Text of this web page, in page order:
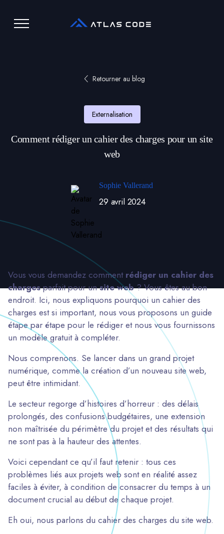
Retourner au blog
Externalisation
Comment rédiger un cahier des charges pour un site
web
Sophie Vallerand
29 avril 2024
Vous vous demandez commentrédiger un cahier des
chargesparfait pour unsite web? Vous êtes au bon
endroit. Ici, nous expliquons pourquoi un cahier des
charges est si important, nous vous proposons un guide
étape par étape pour le rédiger et nous vous fournissons
un modèle gratuit à compléter.
Nous comprenons. Se lancer dans un grand projet
numérique, comme la création d’un nouveau site web,
peut être intimidant.
Le secteur regorge d’histoires d’horreur : des délais
prolongés, des confusions budgétaires, une extension
non maîtrisée du périmètre du projet et des résultats qui
ne sont pas à la hauteur des attentes.
Voici cependant ce qu’il faut retenir : tous ces
problèmes liés aux projets web sont en réalité assez
faciles à éviter, à condition de consacrer du temps à un
document crucial au début de chaque projet.
Eh oui, nous parlons du cahier des charges du site web.